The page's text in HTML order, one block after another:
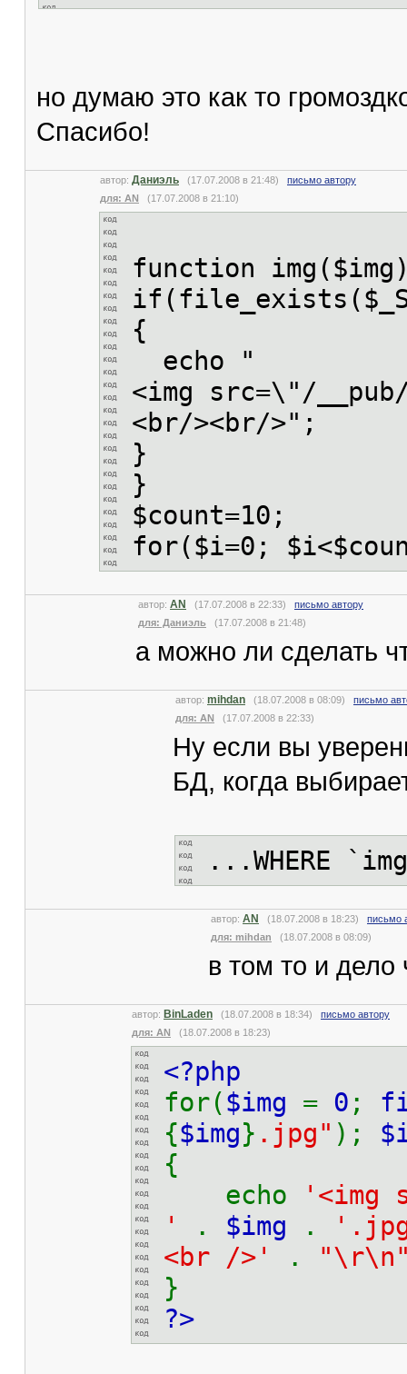
но думаю это как то
Спасибо!
автор: Даниэль (17.07.2008 в 21:48) письмо автору
для: AN (17.07.2008 в 21:10)
function
{
echo "
<img src=\"/
<br/><br/>";
}
}
$count=10;
for($i=0;
автор: AN (17.07.2008 в 22:33) письмо автору
для: Даниэль (17.07.2008 в 21:48)
а можно ли сделать
автор: mihdan (18.07.2008 в 08:09) письмо
для: AN (17.07.2008 в 22:33)
Ну если вы
БД, когда
...WHERE
автор: AN (18.07.2008 в 18:23) письмо
для: mihdan (18.07.2008 в 08:09)
в том то и дело
автор: BinLaden (18.07.2008 в 18:34) письмо автору
для: AN (18.07.2008 в 18:23)
<?php
for($img = 0 ;
{$img} .jpg" );
{
echo
'<img
'
. $img .
<br />'
.
}
?>